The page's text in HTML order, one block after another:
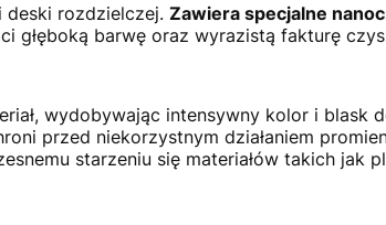
deski rozdzielczej. Zawiera specjalne
głęboką barwę oraz wyrazistą fakturę
wydobywając intensywny kolor i blask
przed niekorzystnym działaniem
starzeniu się materiałów takich jak